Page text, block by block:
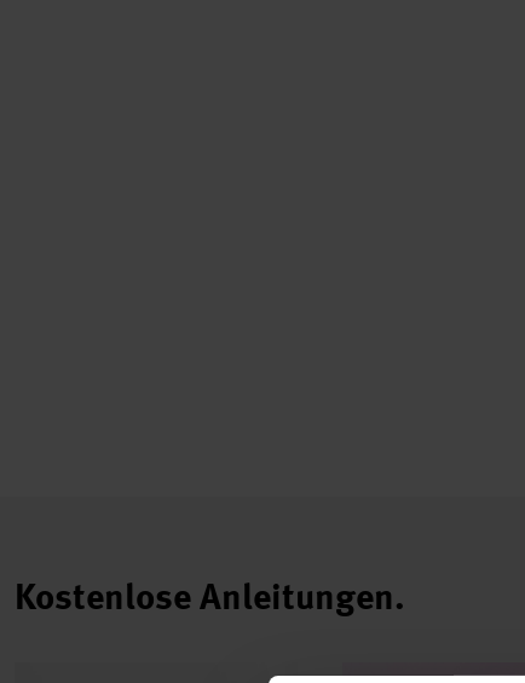
Kostenlose Anleitungen.